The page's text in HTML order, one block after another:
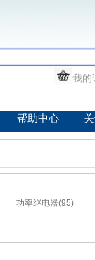
我的
帮助中心
功率继电器(95)